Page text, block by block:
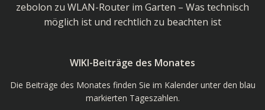
zebolon zu WLAN-Router im Garten – Was technisch
möglich ist und rechtlich zu beachten ist
WIKI-Beiträge des Monates
Die Beiträge des Monates finden Sie im Kalender unter den blau
markierten Tageszahlen.